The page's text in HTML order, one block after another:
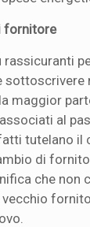
fornitore
rassicuranti
sottoscrivere
maggior
al
tutelano il
di
che non